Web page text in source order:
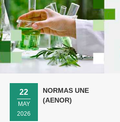
22
MAY
2026
NORMAS UNE
(AENOR)